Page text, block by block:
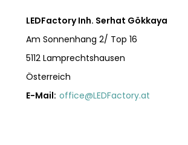
LEDFactory Inh. Serhat Gökkaya
Am Sonnenhang 2/ Top 16
5112 Lamprechtshausen
Österreich
E-Mail: office@LEDFactory.at